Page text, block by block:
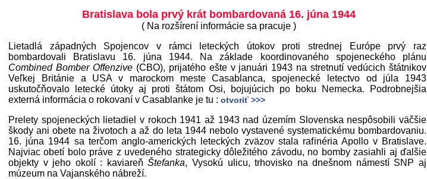
Bratislava bola prvý krát bombardovaná 16. júna 1944
( Na rozšírení informácie sa pracuje )
Lietadlá západných Spojencov v rámci leteckých útokov proti strednej Európe prvý raz
bombardovali Bratislavu 16. júna 1944. Na základe koordinovaného spojeneckého plánu
Combined Bomber Offenzive(CBO), prijatého ešte v januári 1943 na stretnutí vedúcich štátnikov
Veľkej Británie a USA v marockom meste Casablanca, spojenecké letectvo od júla 1943
uskutočňovalo letecké útoky aj proti štátom Osi, bojujúcich po boku Nemecka. Podrobnejšia
externá informácia o rokovaní v Casablanke je tu : otvoriť >>>
Prelety spojeneckých lietadiel v rokoch 1941 až 1943 nad územím Slovenska nespôsobili väčšie
škody ani obete na životoch a až do leta 1944 nebolo vystavené systematickému bombardovaniu.
16. júna 1944 sa terčom anglo-amerických leteckých zväzov stala rafinéria Apollo v Bratislave.
Najviac obetí bolo práve z uvedeného strategicky dôležitého závodu, no bomby zasiahli aj ďalšie
objekty v jeho okolí : kaviareňŠtefanka, Vysokú ulicu, trhovisko na dnešnom námestí SNP aj
múzeum na Vajanského nábreží.